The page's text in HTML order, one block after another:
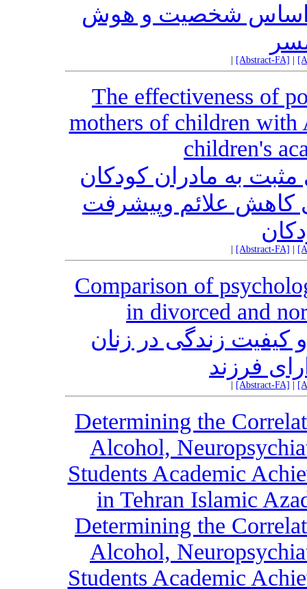
اساس شخصیت و هوش
[Abstract-FA]
The effectiveness of
mothers of children with
children's
به مادران کودکان
کاهش علائم وپیشرفت
[Abstract-FA]
Comparison of
in divorced and
زندگی در زنان
فرزند
[Abstract-FA]
Determining the
Alcohol,
Students Academic
in Tehran Islamic
Determining the
Alcohol,
Students Academic